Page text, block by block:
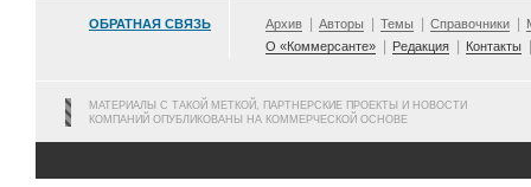
ОБРАТНАЯ СВЯЗЬ Архив Авторы Темы Справочники
О «Коммерсанте»
Редакция Контакты
МАТЕРИАЛЫ С ТАКОЙ МЕТКОЙ, ПАРТНЕРСКИЕ ПРОЕКТЫ И НОВОСТИ
КОМПАНИЙ ОПУБЛИКОВАНЫ НА КОММЕРЧЕСКОЙ ОСНОВЕ